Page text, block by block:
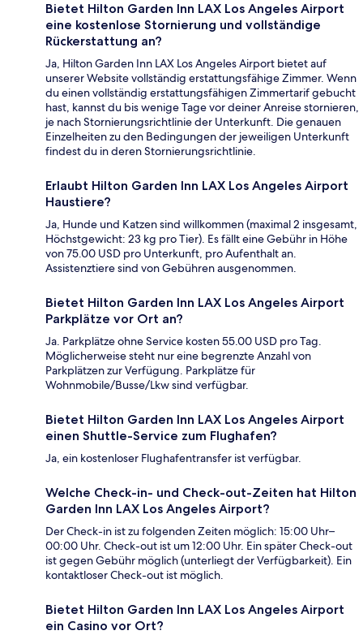
Bietet Hilton Garden Inn LAX Los Angeles Airport
eine kostenlose Stornierung und vollständige
Rückerstattung an?
Ja, Hilton Garden Inn LAX Los Angeles Airport bietet auf
unserer Website vollständig erstattungsfähige Zimmer. Wenn
du einen vollständig erstattungsfähigen Zimmertarif gebucht
hast, kannst du bis wenige Tage vor deiner Anreise stornieren,
je nach Stornierungsrichtlinie der Unterkunft. Die genauen
Einzelheiten zu den Bedingungen der jeweiligen Unterkunft
findest du in deren Stornierungsrichtlinie.
Erlaubt Hilton Garden Inn LAX Los Angeles Airport
Haustiere?
Ja, Hunde und Katzen sind willkommen (maximal 2 insgesamt,
Höchstgewicht: 23 kg pro Tier). Es fällt eine Gebühr in Höhe
von 75.00 USD pro Unterkunft, pro Aufenthalt an.
Assistenztiere sind von Gebühren ausgenommen.
Bietet Hilton Garden Inn LAX Los Angeles Airport
Parkplätze vor Ort an?
Ja. Parkplätze ohne Service kosten 55.00 USD pro Tag.
Möglicherweise steht nur eine begrenzte Anzahl von
Parkplätzen zur Verfügung. Parkplätze für
Wohnmobile/Busse/Lkw sind verfügbar.
Bietet Hilton Garden Inn LAX Los Angeles Airport
einen Shuttle-Service zum Flughafen?
Ja, ein kostenloser Flughafentransfer ist verfügbar.
Welche Check-in- und Check-out-Zeiten hat Hilton
Garden Inn LAX Los Angeles Airport?
Der Check-in ist zu folgenden Zeiten möglich: 15:00 Uhr–
00:00 Uhr. Check-out ist um 12:00 Uhr. Ein später Check-out
ist gegen Gebühr möglich (unterliegt der Verfügbarkeit). Ein
kontaktloser Check-out ist möglich.
Bietet Hilton Garden Inn LAX Los Angeles Airport
ein Casino vor Ort?